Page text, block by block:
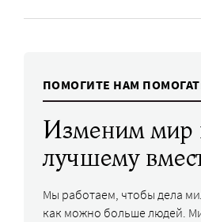
ПОМОГИТЕ НАМ
Изменим мир
лучшему
Мы работаем, чтобы дела
как можно больше людей.